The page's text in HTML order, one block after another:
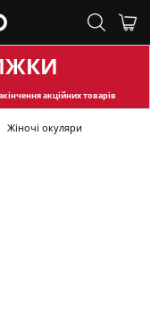
акційних товарів
Жіночі окуляри